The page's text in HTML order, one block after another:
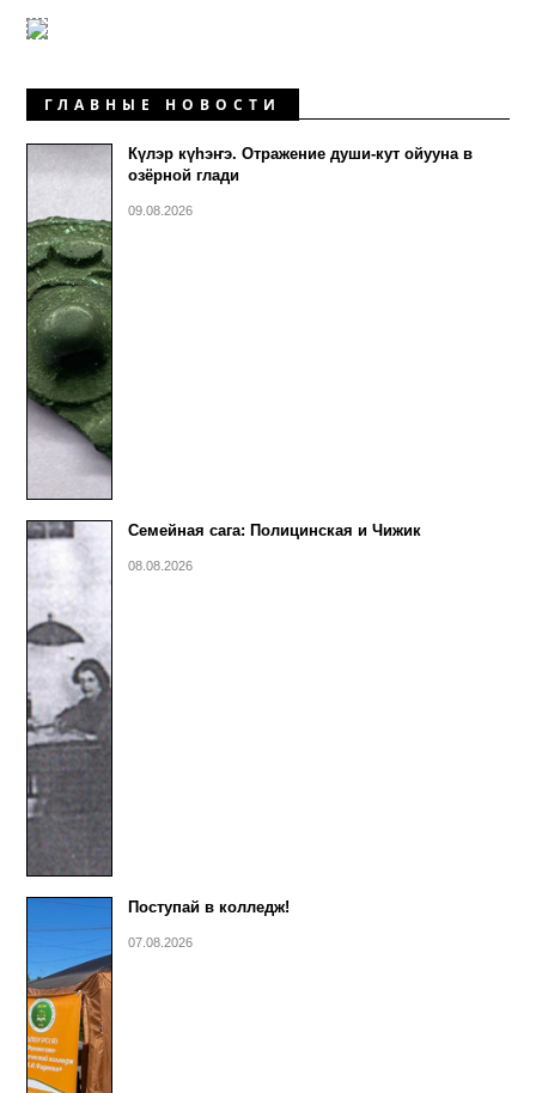
ГЛАВНЫЕ НОВОСТИ
Күлэр күhэҥэ. Отражение души-кут ойууна в
озёрной глади
09.08.2026
Семейная сага: Полицинская и Чижик
08.08.2026
Поступай в колледж!
07.08.2026